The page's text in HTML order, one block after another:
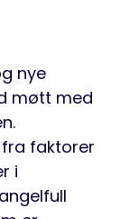
nye
møtt med
faktorer
i